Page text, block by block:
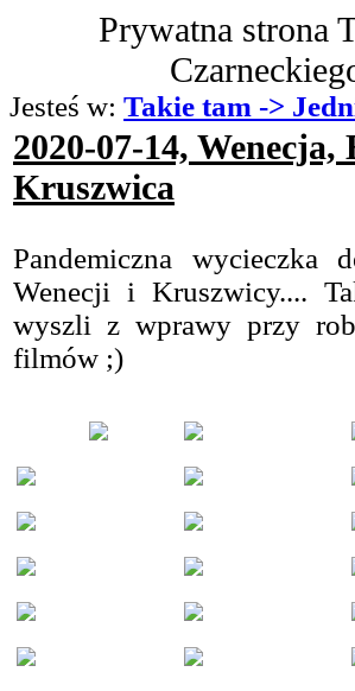
Prywatna strona
Jesteś w: Takie tam ->
2020-07-14,
Kruszwica
Pandemiczna wycieczka
Wenecji i Kruszwicy....
wyszli z wprawy przy
filmów ;)